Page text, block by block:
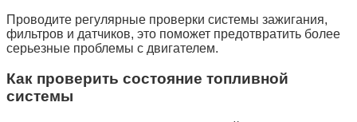
Проводите регулярные проверки системы зажигания,
фильтров и датчиков, это поможет предотвратить более
серьезные проблемы с двигателем.
Как проверить состояние топливной
системы